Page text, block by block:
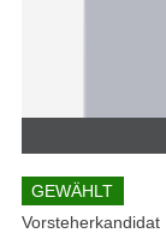
GEWÄHLT
Vorsteherkandidat